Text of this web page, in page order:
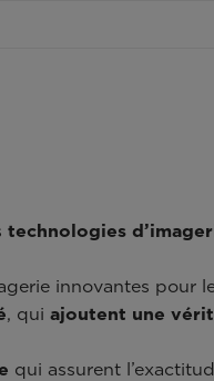
technologies
innovantes pour
, qui ajoutent une
qui assurent